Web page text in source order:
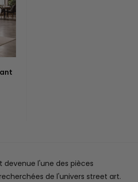
devenue l'une des pièces
de l'univers street art.